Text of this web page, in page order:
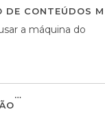
DE CONTEÚDOS
a máquina do